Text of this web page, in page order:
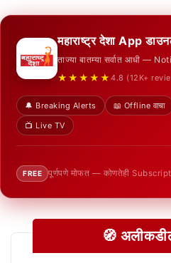
महाराष्ट्र देशा App
ताज्या बातम्या सर्वात आधी —
★★★★★ 4.8 (12K+
🔔 Breaking Alerts 📖 Offline वाचा
📺 Live TV
FREE पूर्णपणे मोफत — कोणतेही
🧭